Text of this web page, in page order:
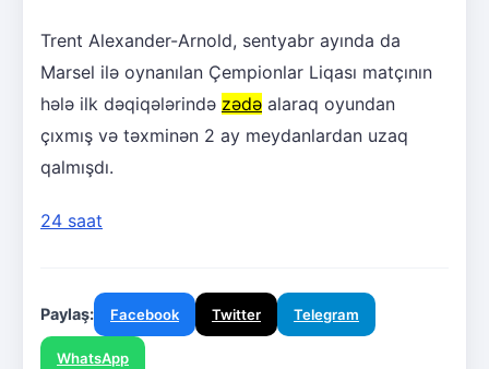
Trent Alexander-Arnold, sentyabr ayında da
Marsel ilə oynanılan Çempionlar Liqası matçının
hələ ilk dəqiqələrində zədə alaraq oyundan
çıxmış və təxminən 2 ay meydanlardan uzaq
qalmışdı.
24 saat
Paylaş: Facebook Twitter Telegram
WhatsApp